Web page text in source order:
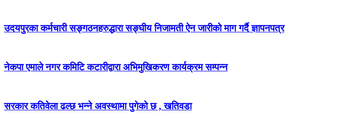
उदयपुरका कर्मचारी सङ्गठनहरुद्धारा सङ्घीय निजामती ऐन जारीको माग गर्दै ज्ञापनपत्र
नेकपा एमाले नगर कमिटि कटारीद्वारा अभिमुखिकरण कार्यक्रम सम्पन्न
सरकार कतिवेला ढल्छ भन्ने अवस्थामा पुगेको छ , खतिवडा